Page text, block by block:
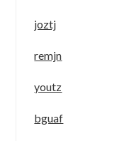
joztj
remjn
youtz
bguaf